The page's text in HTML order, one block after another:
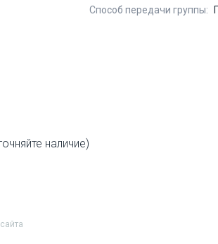
Способ передачи группы:
наличие)